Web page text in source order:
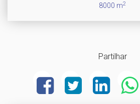
8000 m2
Partilhar